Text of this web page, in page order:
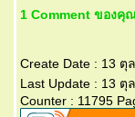
1 Comment ของคุ
Create Date : 13 ตุ
Last Update : 13 ตุ
Counter : 11795